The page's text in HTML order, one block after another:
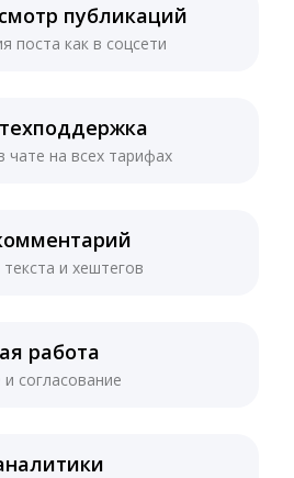
публикаций
поста как в соцсети
чате на всех тарифах
и хештегов
работа
согласование